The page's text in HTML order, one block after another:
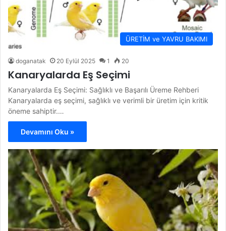
ÜRETİM ve YAVRU BAKIMI
doganatak 20 Eylül 2025 1 20
Kanaryalarda Eş Seçimi
Kanaryalarda Eş Seçimi: Sağlıklı ve Başarılı Üreme Rehberi
Kanaryalarda eş seçimi, sağlıklı ve verimli bir üretim için kritik
öneme sahiptir.…
Devamını Oku »